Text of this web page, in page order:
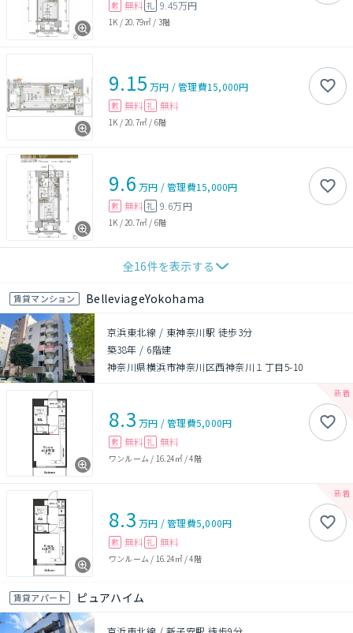
敷 無料 礼 9.45万円
1K / 20.79㎡ / 3階
9.15 万円 /管理費15,000円
敷 無料 礼 無料
1K / 20.7㎡ / 6階
9.6 万円 /管理費15,000円
敷 無料 礼 9.6万円
1K / 20.7㎡ / 6階
全16件を表示する
賃貸マンション BelleviageYokohama
京浜東北線 / 東神奈川駅 徒歩3分
築38年 / 6階建
神奈川県横浜市神奈川区西神奈川１丁目5-10
8.3 万円 /管理費5,000円
敷 無料 礼 無料
ワンルーム / 16.24㎡/4階
8.3 万円 /管理費5,000円
敷 無料 礼 無料
ワンルーム / 16.24㎡/4階
賃貸アパート ピュアハイム